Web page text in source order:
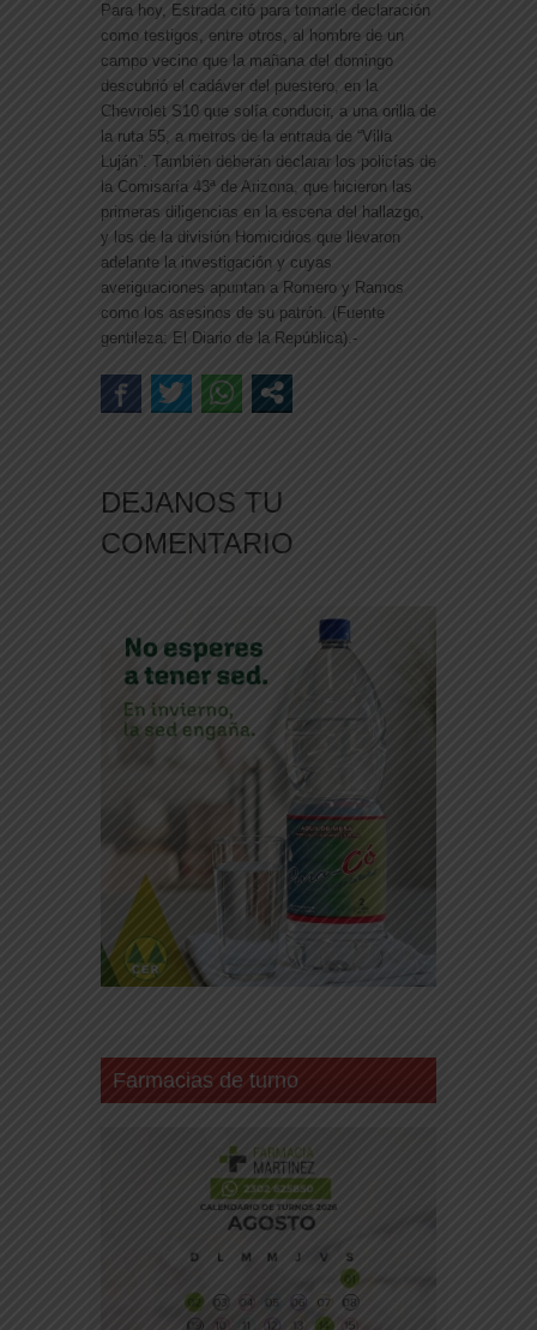
Para hoy, Estrada citó para tomarle declaración
como testigos, entre otros, al hombre de un
campo vecino que la mañana del domingo
descubrió el cadáver del puestero, en la
Chevrolet S10 que solía conducir, a una orilla de
la ruta 55, a metros de la entrada de “Villa
Luján”. También deberán declarar los policías de
la Comisaría 43ª de Arizona, que hicieron las
primeras diligencias en la escena del hallazgo,
y los de la división Homicidios que llevaron
adelante la investigación y cuyas
averiguaciones apuntan a Romero y Ramos
como los asesinos de su patrón. (Fuente
gentileza: El Diario de la República).-
DEJANOS TU
COMENTARIO
Farmacias de turno